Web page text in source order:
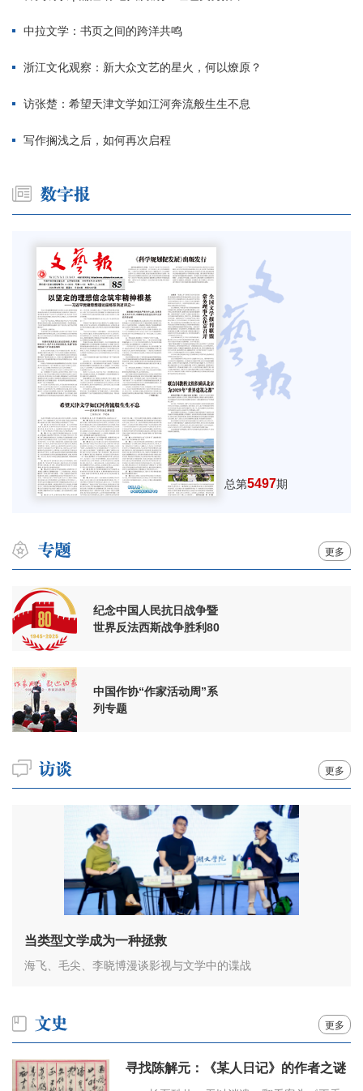
中拉文学：书页之间的跨洋共鸣
浙江文化观察：新大众文艺的星火，何以燎原？
访张楚：希望天津文学如江河奔流般生生不息
写作搁浅之后，如何再次启程
总第5497期
更多
纪念中国人民抗日战争暨
世界反法西斯战争胜利80
中国作协“作家活动周”系
列专题
更多
当类型文学成为一种拯救
海飞、毛尖、李晓博漫谈影视与文学中的谍战
更多
寻找陈解元：《某人日记》的作者之谜